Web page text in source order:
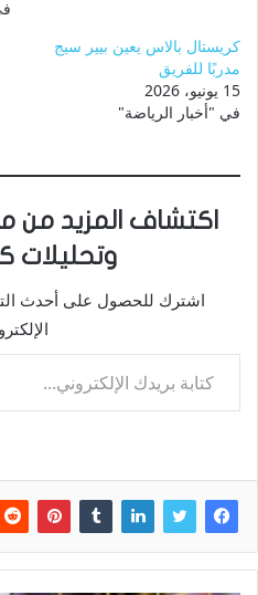
كريستال بالاس يعين بيير سيج
مدربًا للفريق
15 يونيو، 2026
في "أخبار الرياضة"
اكتشاف المزيد من
وتحليلات
اشترك للحصول على أحدث
كتابة بريدك الإلكتروني...